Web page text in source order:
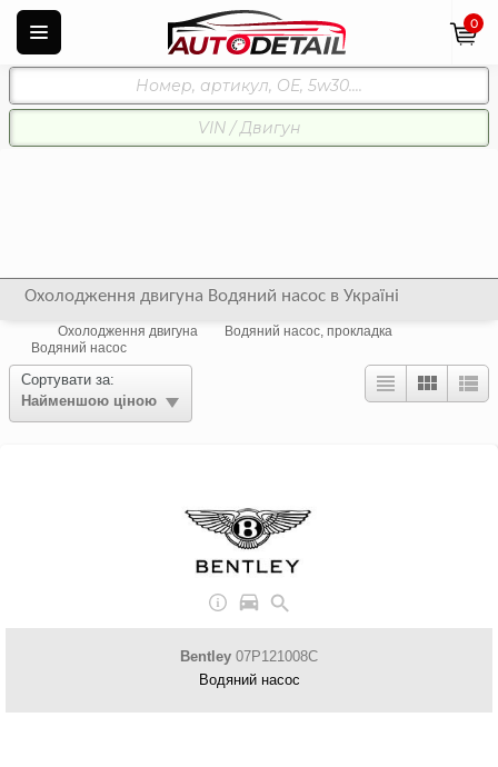
0
Охолодження двигуна Водяний насос в Україні
Охолодження двигуна
Водяний насос, прокладка
Водяний насос
Сортувати за:
Найменшою ціною
Bentley 07P121008C
Водяний насос